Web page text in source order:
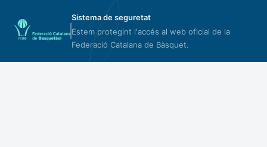
Sistema de seguretat
Estem protegint l'accés al web oficial de la
Federació Catalana de Bàsquet.